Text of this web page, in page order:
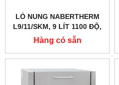
LÒ NUNG NABERTHERM
L9/11/SKM, 9 LÍT 1100 ĐỘ,
GIA NHIỆT 4 MẶT
Hàng có sẵn